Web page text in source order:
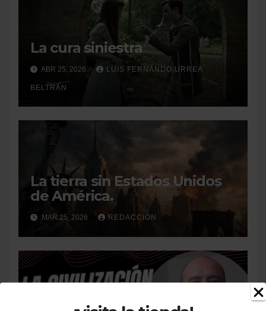
La cura siniestra
ABR 25, 2026 LUIS FERNANDO URREA
BELTRÁN
La tierra sin Estados Unidos
de América.
MAR 25, 2026 REDACCIÓN